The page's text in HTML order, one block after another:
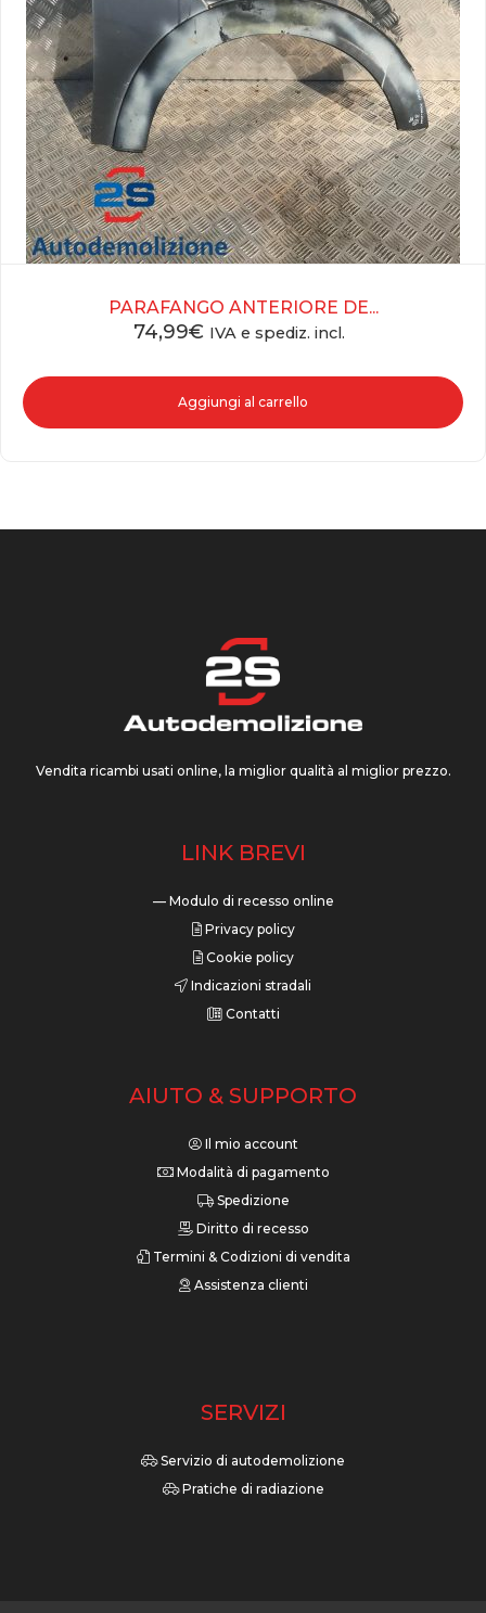
PARAFANGO ANTERIORE DE...
74,99€ IVA e spediz. incl.
Aggiungi al carrello
Vendita ricambi usati online, la miglior qualità al miglior prezzo.
LINK BREVI
— Modulo di recesso online
Privacy policy
Cookie policy
Indicazioni stradali
Contatti
AIUTO & SUPPORTO
Il mio account
Modalità di pagamento
Spedizione
Diritto di recesso
Termini & Codizioni di vendita
Assistenza clienti
SERVIZI
Servizio di autodemolizione
Pratiche di radiazione